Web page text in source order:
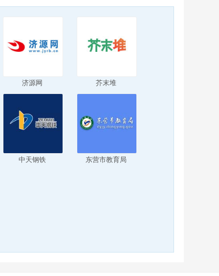
济源网 芥末堆
中天钢铁 东营市教育局